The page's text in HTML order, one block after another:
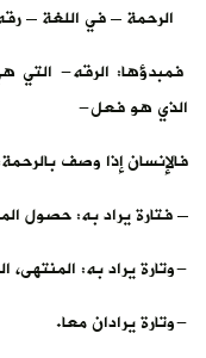
الرحمة – في اللغة –
فمبدؤها: الرقه- التي
الذي هو فعل-
فالإنسان إذا وصف
– فتارة يراد به: حصول
-وتارة يراد به:
-وتارة يرادان معا.